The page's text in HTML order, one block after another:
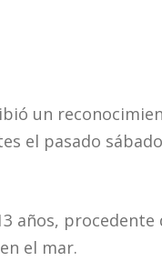
un
el pasado
años, procedente
el mar.